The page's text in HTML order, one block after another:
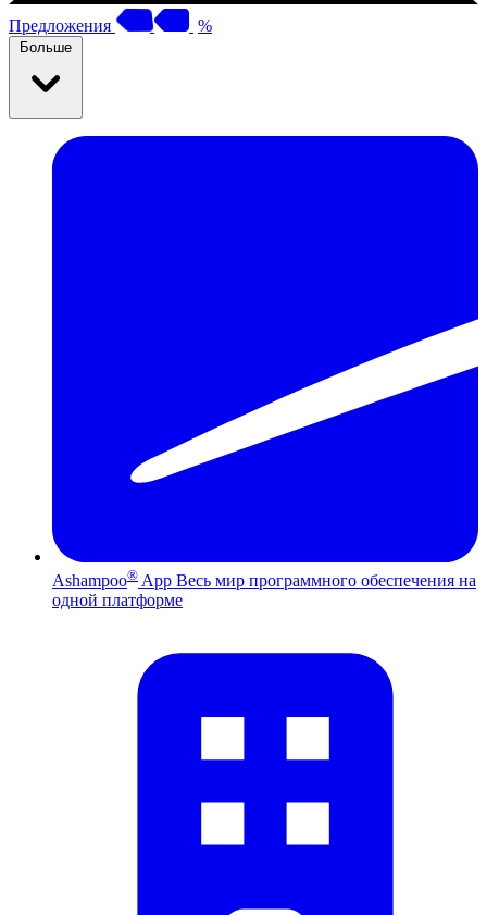
Предложения %
Больше
Ashampoo® App Весь мир программного обеспечения на
одной платформе